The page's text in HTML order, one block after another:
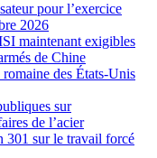
pour l’exercice
2026
maintenant exigibles
de Chine
des États-Unis
sur
de l’acier
301 sur le travail forcé